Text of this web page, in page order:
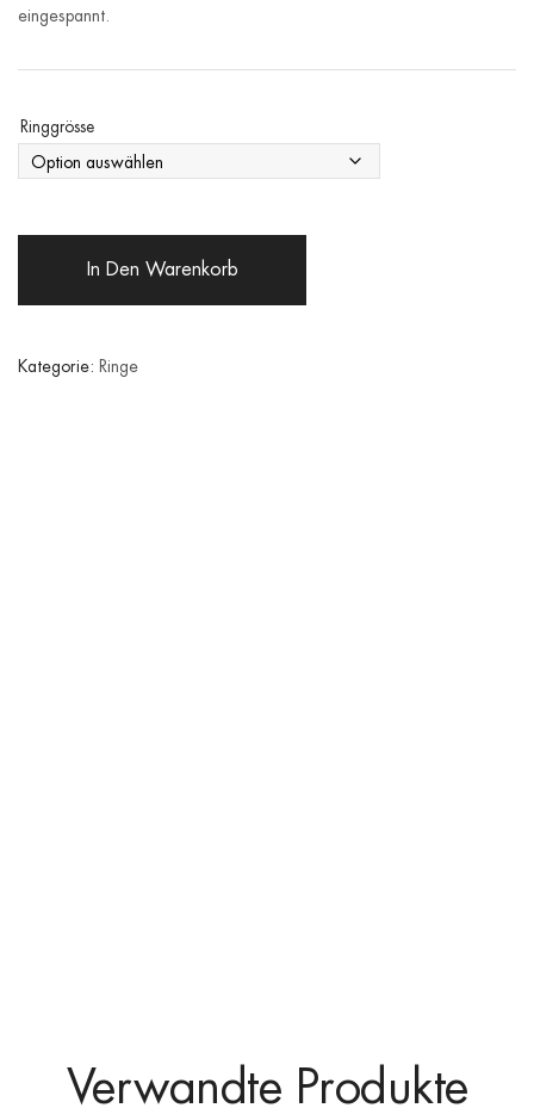
eingespannt.
Ringgrösse
In Den Warenkorb
Kategorie: Ringe
Verwandte Produkte